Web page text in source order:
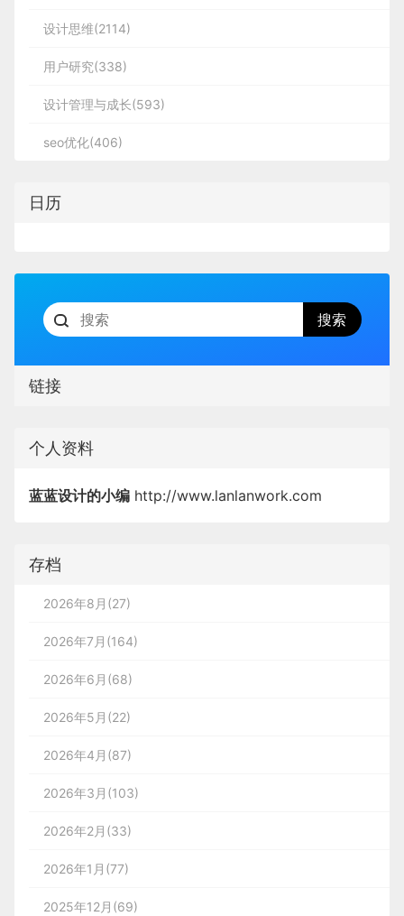
设计思维(2114)
用户研究(338)
设计管理与成长(593)
seo优化(406)
日历
链接
个人资料
蓝蓝设计的小编 http://www.lanlanwork.com
存档
2026年8月(27)
2026年7月(164)
2026年6月(68)
2026年5月(22)
2026年4月(87)
2026年3月(103)
2026年2月(33)
2026年1月(77)
2025年12月(69)